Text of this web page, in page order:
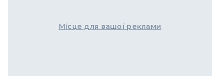
Місце для вашої реклами